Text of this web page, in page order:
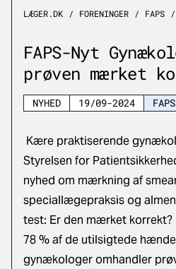
LÆGER.DK FORENINGER FAPS
FAPS-Nyt
prøven mærket
NYHED 19/09-2024
Kære praktiserende
Styrelsen for
nyhed om mærkning af
speciallægepraksis og
test: Er den mærket korrekt?
78 % af de utilsigtede
gynækologer omhandler